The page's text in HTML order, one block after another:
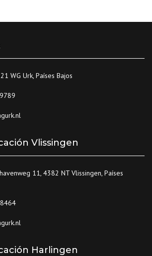
WG Urk, Países Bajos
Vlissingen
11, 4382 NT Vlissingen, Países
Harlingen